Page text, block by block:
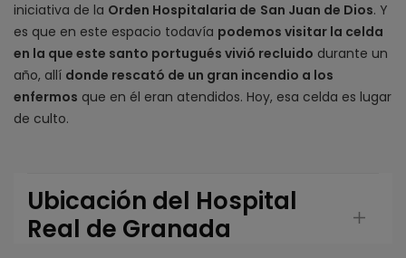
iniciativa de la Orden Hospitalaria de San Juan de Dios. Y
es que en este espacio todavía podemos visitar la celda
en la que este santo portugués vivió recluido durante un
año, allí donde rescató de un gran incendio a los
enfermos que en él eran atendidos. Hoy, esa celda es lugar
de culto.
Ubicación del Hospital
Real de Granada